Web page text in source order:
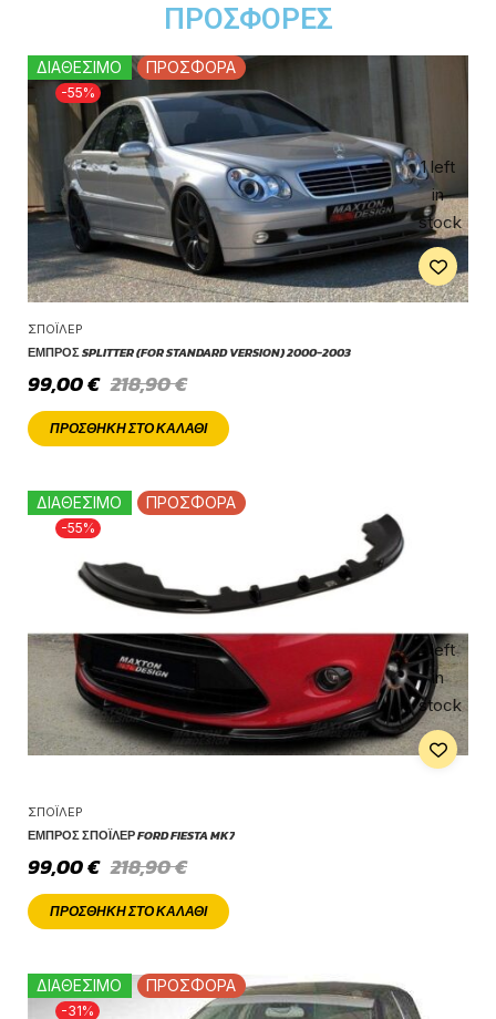
ΠΡΟΣΦΟΡΈΣ
-55%
ΔΙΑΘΕΣΙΜΟ ΠΡΟΣΦΟΡΑ
1 left
in
stock
ΣΠΌΙΛΕΡ
ΕΜΠΡΌΣ SPLITTER (FOR STANDARD VERSION) 2000-2003
218,90€
99,00€
ΠΡΟΣΘΉΚΗ ΣΤΟ ΚΑΛΆΘΙ
-55%
ΔΙΑΘΕΣΙΜΟ ΠΡΟΣΦΟΡΑ
1 left
in
stock
ΣΠΌΙΛΕΡ
ΕΜΠΡΌΣ ΣΠΌΙΛΕΡ FORD FIESTA MK7
218,90€
99,00€
ΠΡΟΣΘΉΚΗ ΣΤΟ ΚΑΛΆΘΙ
-31%
ΔΙΑΘΕΣΙΜΟ ΠΡΟΣΦΟΡΑ